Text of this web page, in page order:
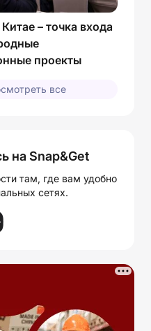
– точка входа
проекты
все
на Snap&Get
там, где вам удобно
сетях.